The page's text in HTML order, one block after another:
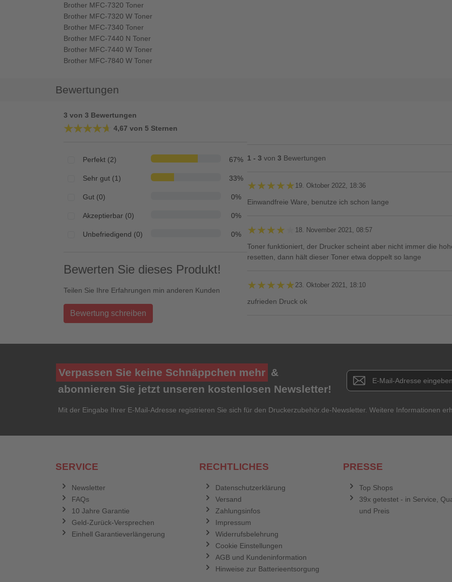
Brother MFC-7320 Toner
Brother MFC-7320 W Toner
Brother MFC-7340 Toner
Brother MFC-7440 N Toner
Brother MFC-7440 W Toner
Brother MFC-7840 W Toner
Bewertungen
3 von 3 Bewertungen
★★★★★
★★★★★ 4,67 von 5 Sternen
Perfekt (2) 67%
Sehr gut (1) 33%
Gut (0) 0%
Akzeptierbar (0) 0%
Unbefriedigend (0) 0%
Bewerten Sie dieses Produkt!
Teilen Sie Ihre Erfahrungen min anderen Kunden
Bewertung schreiben
1 - 3 von 3 Bewertungen
★★★★★
★★★★★ 19. Oktober 2022, 18:36
Einwandfreie Ware, benutze ich schon lange
★★★★★
★★★★★ 18. November 2021, 08:57
Toner funktioniert, der Drucker scheint aber nicht immer die
resetten, dann hält dieser Toner etwa doppelt so lange
★★★★★
★★★★★ 23. Oktober 2021, 18:10
zufrieden Druck ok
★★
Titel**
E-Mail-Adresse Ihr
Verpassen Sie keine Schnäppchen mehr &
abonnieren Sie jetzt unseren kostenlosen Newsletter!
Newsletter E-Mail Adresse
Mit der Eingabe Ihrer E-Mail-Adresse registrieren Sie sich für den Druckerzubehör.de-Newsletter. Weitere Informationen
SERVICE
Newsletter
FAQs
10 Jahre Garantie
Geld-Zurück-Versprechen
Einhell Garantieverlängerung
RECHTLICHES
Datenschutzerklärung
Versand
Zahlungsinfos
Impressum
Widerrufsbelehrung
Cookie Einstellungen
AGB und Kundeninformation
Hinweise zur Batterieentsorgung
PRESSE
Top Shops
39x getestet - in Service,
und Preis